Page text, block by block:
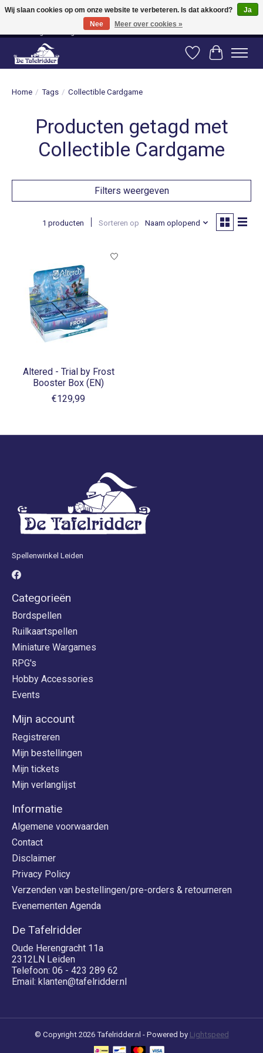
Vanaf 80 euro gratis verzending binnen Nederland! Vanaf 100 euro gratis
verzending naar België en Duitsland!
Verlanglijst
Home / Tags / Collectible Cardgame
Producten getagd met
Collectible Cardgame
Filters weergeven
1 producten Sorteren op Naam oplopend
Altered - Trial by Frost
Booster Box (EN)
€129,99
Spellenwinkel Leiden
Categorieën
Bordspellen
Ruilkaartspellen
Miniature Wargames
RPG's
Hobby Accessories
Events
Mijn account
Registreren
Mijn bestellingen
Mijn tickets
Mijn verlanglijst
Informatie
Algemene voorwaarden
Contact
Disclaimer
Privacy Policy
Verzenden van bestellingen/pre-orders & retourneren
Evenementen Agenda
De Tafelridder
Oude Herengracht 11a
2312LN Leiden
Telefoon: 06 - 423 289 62
Email: klanten@tafelridder.nl
© Copyright 2026 Tafelridder.nl - Powered by Lightspeed
Wij slaan cookies op om onze website te verbeteren. Is dat akkoord?
Ja
Nee
Meer over cookies »